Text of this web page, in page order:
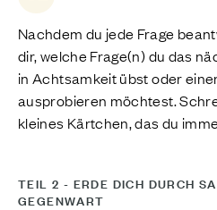
Nachdem du jede Frage
dir, welche Frage(n) du das
in Achtsamkeit übst oder
ausprobieren möchtest.
kleines Kärtchen, das du
TEIL 2 - ERDE DICH DURCH
GEGENWART